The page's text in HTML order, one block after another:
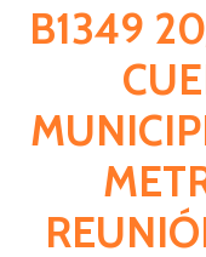
Directorio
B1349